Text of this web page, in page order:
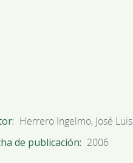
Herrero Ingelmo, José Luis
de publicación 2006